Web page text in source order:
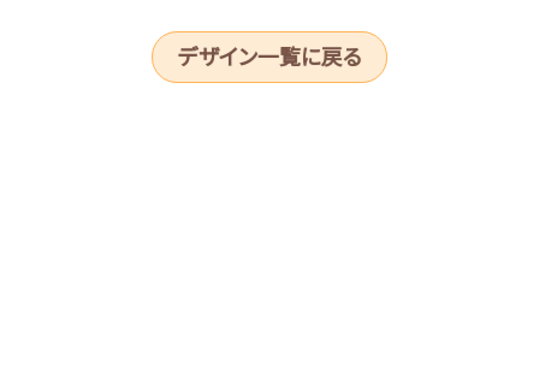
デザイン一覧に戻る